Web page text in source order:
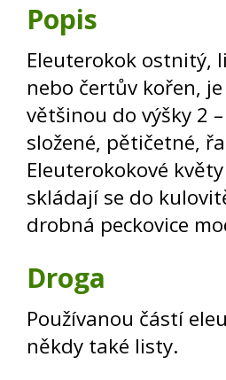
Popis
Eleuterokok ostnitý,
nebo čertův kořen,
většinou do výšky 2
složené, pětičetné,
Eleuterokokové
skládají se do
drobná peckovice
Droga
Používanou částí
někdy také listy.